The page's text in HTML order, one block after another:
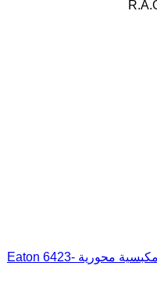
مضخة مكبسية محورية Eaton 6423-